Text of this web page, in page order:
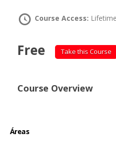
Course Access: Lifetime
Free Take this Course
Course Overview
Áreas